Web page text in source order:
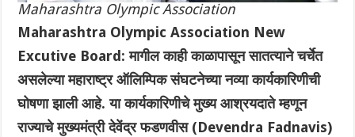
Maharashtra Olympic Association
Maharashtra Olympic Association New
Excutive Board: मागील काही काळापासून सातत्याने चर्चेत
असलेल्या महाराष्ट्र ऑलिम्पिक संघटनेच्या नव्या कार्यकारिणीची
घोषणा झाली आहे. या कार्यकारिणीचे मुख्य आश्रयदाते म्हणून
राज्याचे मुख्यमंत्री देवेंद्र फडणवीस (Devendra Fadnavis)